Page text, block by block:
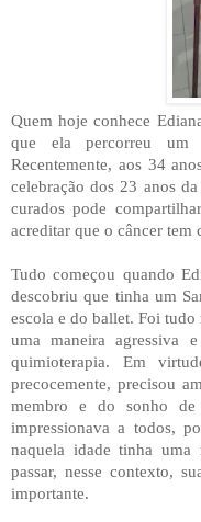
Quem hoje conhece
que ela percorreu
Recentemente, aos 34
celebração dos 23 anos
curados pode
acreditar que o câncer tem
Tudo começou quando
descobriu que tinha um
escola e do ballet. Foi
uma maneira agressiva
quimioterapia. Em
precocemente, precisou
membro e do sonho de
impressionava a todos,
naquela idade tinha
passar, nesse contexto,
importante.